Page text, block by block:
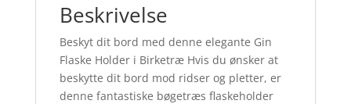
Beskrivelse
Beskyt dit bord med denne elegante Gin
Flaske Holder i Birketræ Hvis du ønsker at
beskytte dit bord mod ridser og pletter, er
denne fantastiske bøgetræs flaskeholder